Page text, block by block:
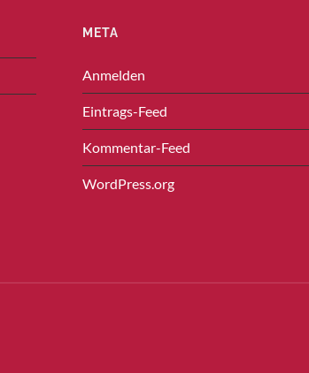
META
Anmelden
Eintrags-Feed
Kommentar-Feed
WordPress.org